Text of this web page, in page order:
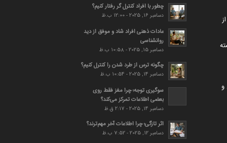
و
چطور با افراد کنترل گر رفتار کنیم؟
دسامبر 16, 2025 - 12:00 ب.ظ
عادات ذهنی افراد شاد و موفق از دید
روانشناسی
دسامبر 15, 2025 - 10:58 ب.ظ
چگونه ترس از طرد شدن را کنترل کنیم؟
دسامبر 14, 2025 - 10:54 ب.ظ
سوگیری توجه؛ چرا مغز فقط روی
بعضی اطلاعات تمرکز می‌کند؟
دسامبر 14, 2025 - 2:17 ق.ظ
اثر تازگی؛ چرا اطلاعات آخر مهم‌ترند؟
دسامبر 12, 2025 - 7:52 ب.ظ